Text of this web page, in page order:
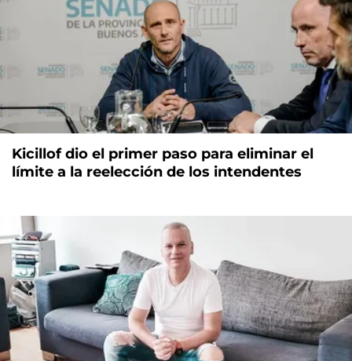
Kicillof dio el primer paso para eliminar el
límite a la reelección de los intendentes